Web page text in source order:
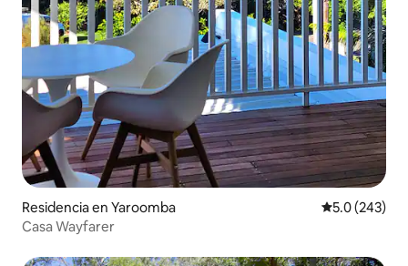
Residencia en Yaroomba Calificación
5.0 (243)
Casa Wayfarer